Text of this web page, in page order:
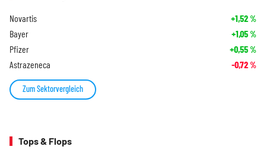
Novartis +1,52%
Bayer +1,05%
Pfizer +0,55%
Astrazeneca -0,72%
Zum Sektorvergleich
Tops & Flops